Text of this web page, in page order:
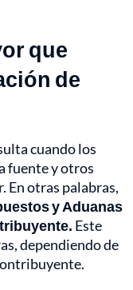
que
de
cuando los
fuente y otros
En otras palabras,
y Aduanas
Este
dependiendo de